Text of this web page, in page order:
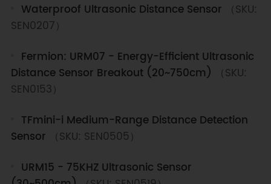
Waterproof Ultrasonic Distance Sensor
（SKU:
SEN0207）
Fermion: URM07 - Energy-Efficient Ultrasonic
Distance Sensor Breakout (20~750cm)
（SKU:
SEN0153）
TFmini-i Medium-Range Distance Detection
Sensor
（SKU: SEN0505）
URM15 - 75KHZ Ultrasonic Sensor